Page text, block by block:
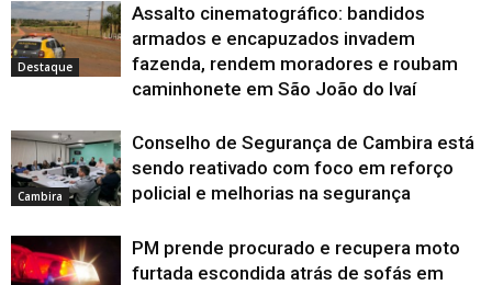
Destaque
Assalto cinematográfico: bandidos
armados e encapuzados invadem
fazenda, rendem moradores e roubam
caminhonete em São João do Ivaí
Cambira
Conselho de Segurança de Cambira está
sendo reativado com foco em reforço
policial e melhorias na segurança
PM prende procurado e recupera moto
furtada escondida atrás de sofás em